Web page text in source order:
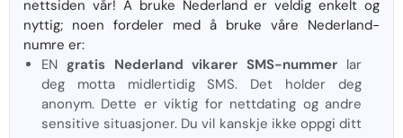
nettsiden vår! Å bruke Nederland er veldig enkelt og
nyttig; noen fordeler med å bruke våre Nederland-
numre er:
EN gratis Nederland vikarer SMS-nummer lar
deg motta midlertidig SMS. Det holder deg
anonym. Dette er viktig for nettdating og andre
sensitive situasjoner. Du vil kanskje ikke oppgi ditt